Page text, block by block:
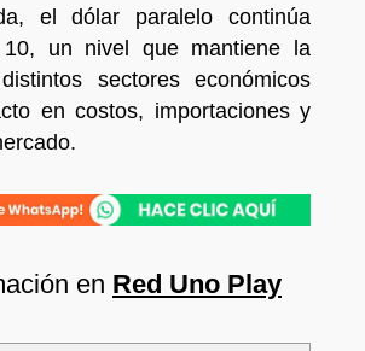
el dólar paralelo continúa
un nivel que mantiene la
sectores económicos
en costos, importaciones y
en Red Uno Play